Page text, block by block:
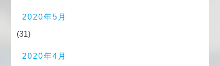
2020年5月
(31)
2020年4月